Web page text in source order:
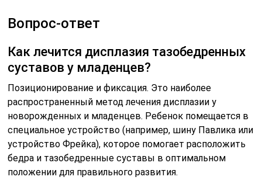
Вопрос-ответ
Как лечится дисплазия тазобедренных
суставов у младенцев?
Позиционирование и фиксация. Это наиболее
распространенный метод лечения дисплазии у
новорожденных и младенцев. Ребенок помещается в
специальное устройство (например, шину Павлика или
устройство Фрейка), которое помогает расположить
бедра и тазобедренные суставы в оптимальном
положении для правильного развития.